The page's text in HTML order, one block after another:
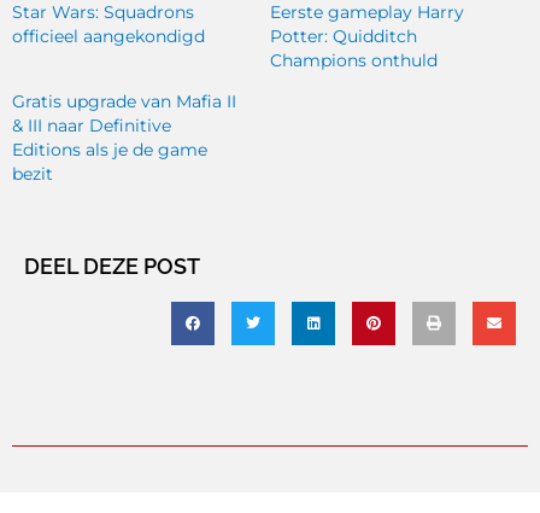
Star Wars: Squadrons
officieel aangekondigd
Eerste gameplay Harry
Potter: Quidditch
Champions onthuld
Gratis upgrade van Mafia II
& III naar Definitive
Editions als je de game
bezit
DEEL DEZE POST